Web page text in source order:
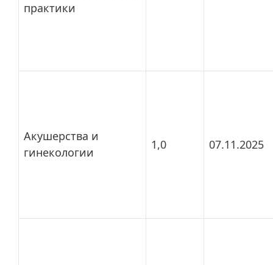
практики
Акушерства и
гинекологии
1,0 07.11.2025